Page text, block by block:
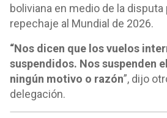
boliviana en medio de la disputa
repechaje al Mundial de 2026.
“Nos dicen que los vuelos
suspendidos. Nos suspenden
ningún motivo o razón”, dijo
delegación.